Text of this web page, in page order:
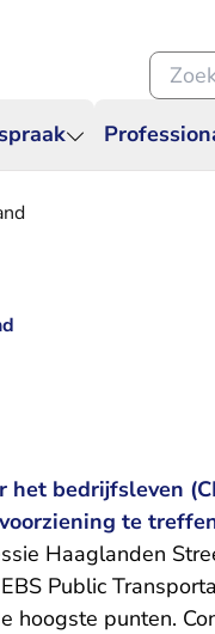
Zoeken
het bedrijfsleven
te
Haaglanden
Public
hoogste punten.